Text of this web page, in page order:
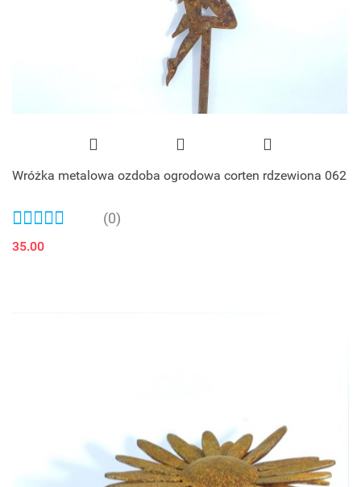
Wróżka metalowa ozdoba ogrodowa corten rdzewiona 062
(0)
35.00